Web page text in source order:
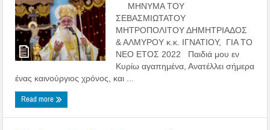
ΜΗΝΥΜΑ ΤΟΥ
ΣΕΒΑΣΜΙΩΤΑΤΟΥ
ΜΗΤΡΟΠΟΛΙΤΟΥ ΔΗΜΗΤΡΙΑΔΟΣ
& ΑΛΜΥΡΟΥ κ.κ. ΙΓΝΑΤΙΟΥ, ΓΙΑ ΤΟ
ΝΕΟ ΕΤΟΣ 2022 Παιδιά μου εν
Κυρίω αγαπημένα, Ανατέλλει σήμερα
ένας καινούργιος χρόνος, και ...
Read more